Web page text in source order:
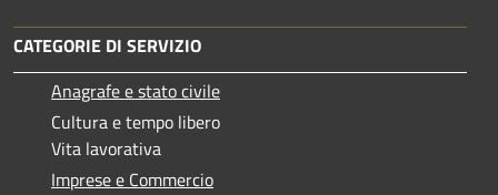
CATEGORIE DI SERVIZIO
Anagrafe e stato civile
Cultura e tempo libero
Vita lavorativa
Imprese e Commercio